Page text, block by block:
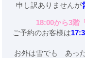
申し訳ありませんが
18:00から3階
ご予約のお客様は
お外は雪でも あっ